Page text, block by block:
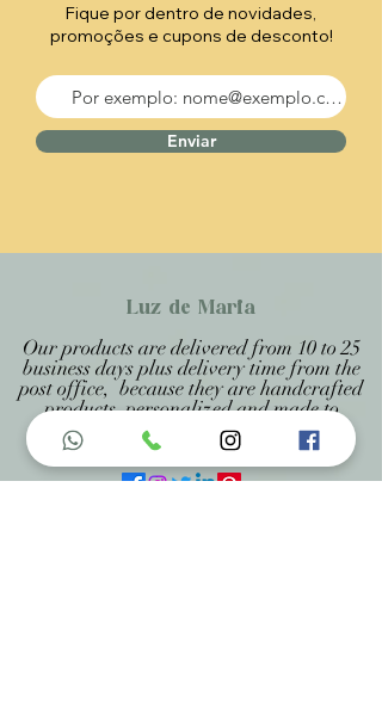
Fique por dentro de novidades,
promoções e cupons de desconto!
Enviar
Luz de Maria
Our products are delivered from 10 to 25
business days plus delivery time from the
post office, because they are handcrafted
products personalized and made to
measure, being specified on each page.